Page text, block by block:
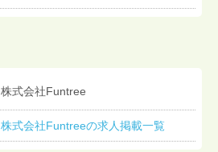
株式会社Funtree
株式会社Funtreeの求人掲載一覧